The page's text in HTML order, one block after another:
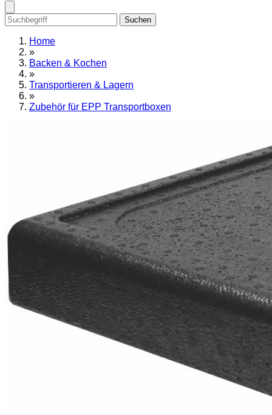
Suchen
Home
»
Backen & Kochen
»
Transportieren & Lagern
»
Zubehör für EPP Transportboxen